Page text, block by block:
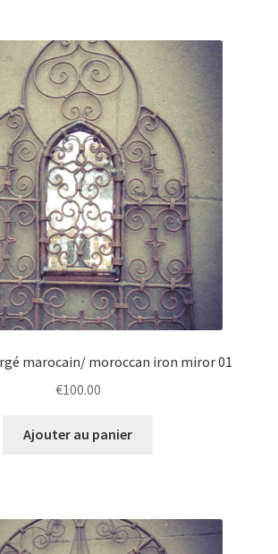
marocain/ moroccan iron miror 01
€100.00
Ajouter au panier